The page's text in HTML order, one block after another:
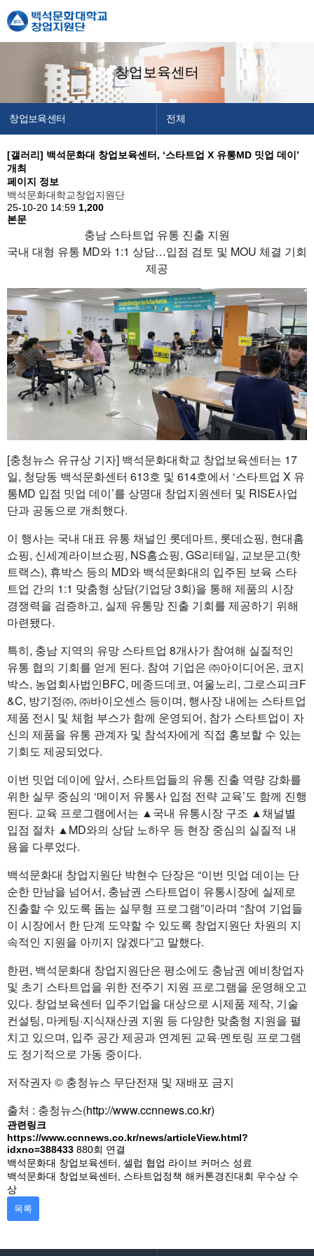
창업보육센터
창업보육센터
창업교육센터
창업보육센터
백석메이커스
이용안내
전체
[갤러리] 백석문화대 창업보육센터, ‘스타트업 X 유통MD 밋업 데이’
개최
페이지 정보
백석문화대학교창업지원단
25-10-20 14:59 1,200
본문
충남 스타트업 유통 진출 지원
국내 대형 유통 MD와 1:1 상담…입점 검토 및 MOU 체결 기회
제공
[충청뉴스 유규상 기자] 백석문화대학교 창업보육센터는 17
일, 청당동 백석문화센터 613호 및 614호에서 ‘스타트업 X 유
통MD 입점 밋업 데이’를 상명대 창업지원센터 및 RISE사업
단과 공동으로 개최했다.
이 행사는 국내 대표 유통 채널인 롯데마트, 롯데쇼핑, 현대홈
쇼핑, 신세계라이브쇼핑, NS홈쇼핑, GS리테일, 교보문고(핫
트랙스), 휴박스 등의 MD와 백석문화대의 입주된 보육 스타
트업 간의 1:1 맞춤형 상담(기업당 3회)을 통해 제품의 시장
경쟁력을 검증하고, 실제 유통망 진출 기회를 제공하기 위해
마련됐다.
특히, 충남 지역의 유망 스타트업 8개사가 참여해 실질적인
유통 협의 기회를 얻게 된다. 참여 기업은 ㈜아이디어온, 코지
박스, 농업회사법인BFC, 메종드데코, 여울노리, 그로스피크F
&C, 방기정㈜, ㈜바이오센스 등이며, 행사장 내에는 스타트업
제품 전시 및 체험 부스가 함께 운영되어, 참가 스타트업이 자
신의 제품을 유통 관계자 및 참석자에게 직접 홍보할 수 있는
기회도 제공되었다.
이번 밋업 데이에 앞서, 스타트업들의 유통 진출 역량 강화를
위한 실무 중심의 ‘메이저 유통사 입점 전략 교육’도 함께 진행
된다. 교육 프로그램에서는 ▲국내 유통시장 구조 ▲채널별
입점 절차 ▲MD와의 상담 노하우 등 현장 중심의 실질적 내
용을 다루었다.
백석문화대 창업지원단 박현수 단장은 “이번 밋업 데이는 단
순한 만남을 넘어서, 충남권 스타트업이 유통시장에 실제로
진출할 수 있도록 돕는 실무형 프로그램”이라며 “참여 기업들
이 시장에서 한 단계 도약할 수 있도록 창업지원단 차원의 지
속적인 지원을 아끼지 않겠다”고 말했다.
한편, 백석문화대 창업지원단은 평소에도 충남권 예비창업자
및 초기 스타트업을 위한 전주기 지원 프로그램을 운영해오고
있다. 창업보육센터 입주기업을 대상으로 시제품 제작, 기술
컨설팅, 마케팅·지식재산권 지원 등 다양한 맞춤형 지원을 펼
치고 있으며, 입주 공간 제공과 연계된 교육·멘토링 프로그램
도 정기적으로 가동 중이다.
저작권자 © 충청뉴스 무단전재 및 재배포 금지
출처 : 충청뉴스(http://www.ccnnews.co.kr)
관련링크
https://www.ccnnews.co.kr/news/articleView.html?
idxno=388433 880회 연결
백석문화대 창업보육센터, 셀럽 협업 라이브 커머스 성료
백석문화대 창업보육센터, 스타트업정책 해커톤경진대회 우수상 수
상
목록